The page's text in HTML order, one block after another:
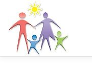
contenu